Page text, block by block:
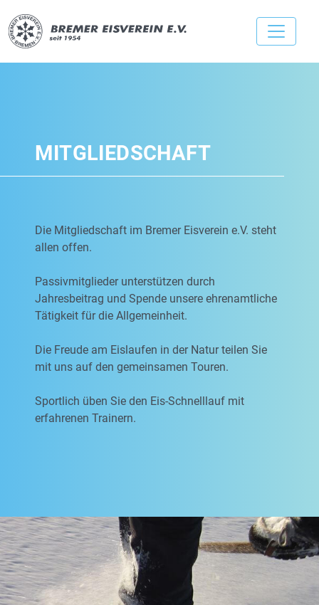
MITGLIEDSCHAFT
Die Mitgliedschaft im Bremer Eisverein e.V. steht
allen offen.
Passivmitglieder unterstützen durch
Jahresbeitrag und Spende unsere ehrenamtliche
Tätigkeit für die Allgemeinheit.
Die Freude am Eislaufen in der Natur teilen Sie
mit uns auf den gemeinsamen Touren.
Sportlich üben Sie den Eis-Schnelllauf mit
erfahrenen Trainern.